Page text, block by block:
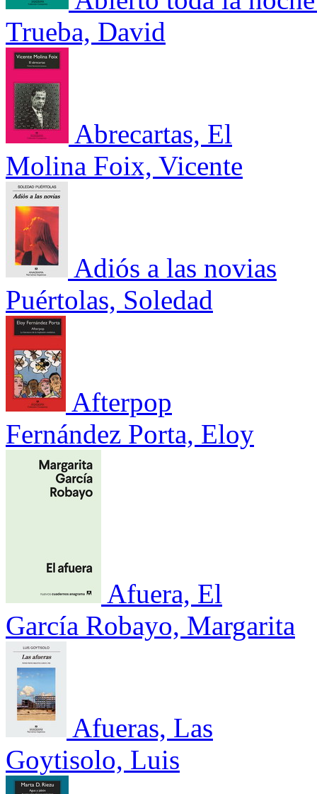
Trueba, David
Abrecartas, El
Molina Foix, Vicente
Adiós a las novias
Puértolas, Soledad
Afterpop
Fernández Porta, Eloy
Afuera, El
García Robayo, Margarita
Afueras, Las
Goytisolo, Luis